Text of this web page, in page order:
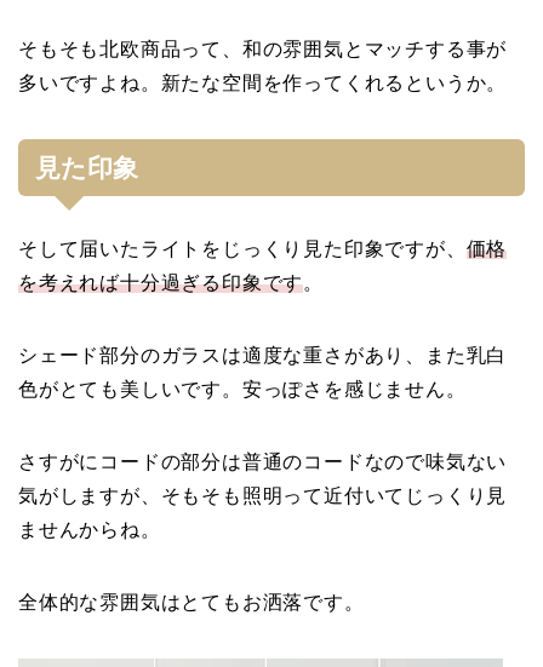
そもそも北欧商品って、和の雰囲気とマッチする事が
多いですよね。新たな空間を作ってくれるというか。
見た印象
そして届いたライトをじっくり見た印象ですが、 価格
を考えれば十分過ぎる印象です。
シェード部分のガラスは適度な重さがあり、また乳白
色がとても美しいです。安っぽさを感じません。
さすがにコードの部分は普通のコードなので味気ない
気がしますが、そもそも照明って近付いてじっくり見
ませんからね。
全体的な雰囲気はとてもお洒落です。